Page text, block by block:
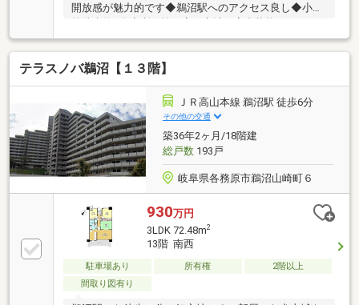
開放感が魅力的です◆鵜沼駅へのアクセス良し◆小学
ット住めるお家です！
テラスノバ鵜沼【１３階】
ＪＲ高山本線 鵜沼駅 徒歩6分
その他の交通
築36年2ヶ月/18階建
総戸数193戸
岐阜県各務原市鵜沼山崎町６
930万円
3LDK 72.48m2
13階 南西
駐車場あり 所有権
2階以上
間取り図有り